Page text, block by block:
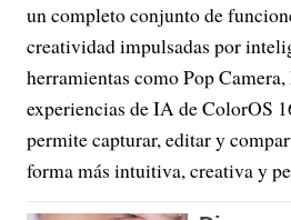
un completo conjunto de
creatividad impulsadas por
herramientas como Pop
experiencias de IA de ColorOS
permite capturar, editar y
forma más intuitiva, creativa y